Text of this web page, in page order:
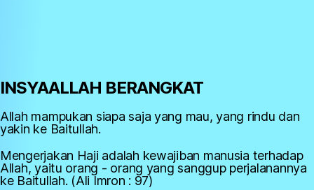
INSYAALLAH BERANGKAT
Allah mampukan siapa saja yang mau, yang rindu dan
yakin ke Baitullah.
Mengerjakan Haji adalah kewajiban manusia terhadap
Allah, yaitu orang - orang yang sanggup perjalanannya
ke Baitullah. (Ali Imron : 97)